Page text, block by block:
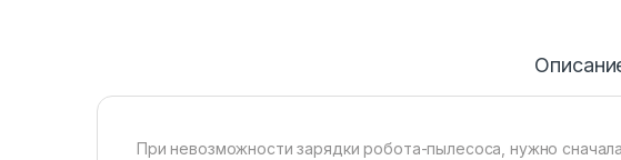
При невозможности зарядки робота-пылесоса, нужно